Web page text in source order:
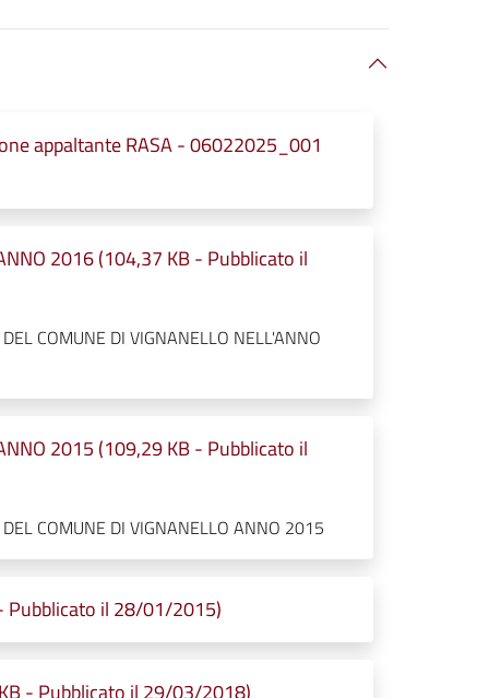
appaltante RASA - 06022025_001
2016 (104,37 KB - Pubblicato il
COMUNE DI VIGNANELLO NELL'ANNO
2015 (109,29 KB - Pubblicato il
COMUNE DI VIGNANELLO ANNO 2015
Pubblicato il 28/01/2015)
- Pubblicato il 29/03/2018)